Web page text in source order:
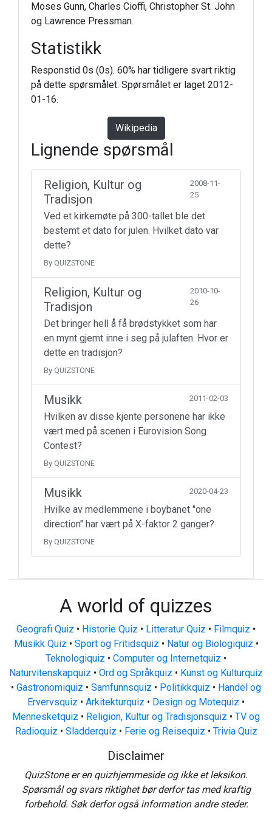
Moses Gunn, Charles Cioffi, Christopher St. John
og Lawrence Pressman.
Statistikk
Responstid 0s (0s). 60% har tidligere svart riktig
på dette spørsmålet. Spørsmålet er laget 2012-
01-16.
Wikipedia
Lignende spørsmål
Religion, Kultur og
Tradisjon
2008-11-
25
Ved et kirkemøte på 300-tallet ble det
bestemt et dato for julen. Hvilket dato var
dette?
By QUIZSTONE
Religion, Kultur og
Tradisjon
2010-10-
26
Det bringer hell å få brødstykket som har
en mynt gjemt inne i seg på julaften. Hvor er
dette en tradisjon?
By QUIZSTONE
Musikk 2011-02-03
Hvilken av disse kjente personene har ikke
vært med på scenen i Eurovision Song
Contest?
By QUIZSTONE
Musikk 2020-04-23
Hvilke av medlemmene i boybanet "one
direction" har vært på X-faktor 2 ganger?
By QUIZSTONE
A world of quizzes
Geografi Quiz • Historie Quiz • Litteratur Quiz • Filmquiz •
Musikk Quiz • Sport og Fritidsquiz • Natur og Biologiquiz •
Teknologiquiz • Computer og Internetquiz •
Naturvitenskapquiz • Ord og Språkquiz • Kunst og Kulturquiz
• Gastronomiquiz • Samfunnsquiz • Politikkquiz • Handel og
Ervervsquiz • Arkitekturquiz • Design og Motequiz •
Mennesketquiz • Religion, Kultur og Tradisjonsquiz • TV og
Radioquiz • Sladderquiz • Ferie og Reisequiz • Trivia Quiz
Disclaimer
QuizStone er en quizhjemmeside og ikke et leksikon.
Spørsmål og svars riktighet bør derfor tas med kraftig
forbehold. Søk derfor også information andre steder.